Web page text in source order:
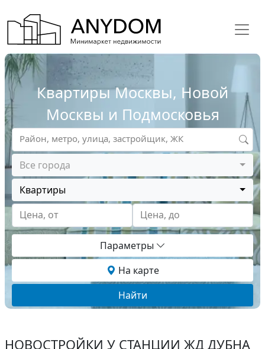
Квартиры Москвы, Новой
Москвы и Подмосковья
Все города
Квартиры
Цена, от
Цена, до
Район, метро, улица, застройщик, ЖК
Параметры
На карте
Найти
НОВОСТРОЙКИ У СТАНЦИИ ЖД ДУБНА